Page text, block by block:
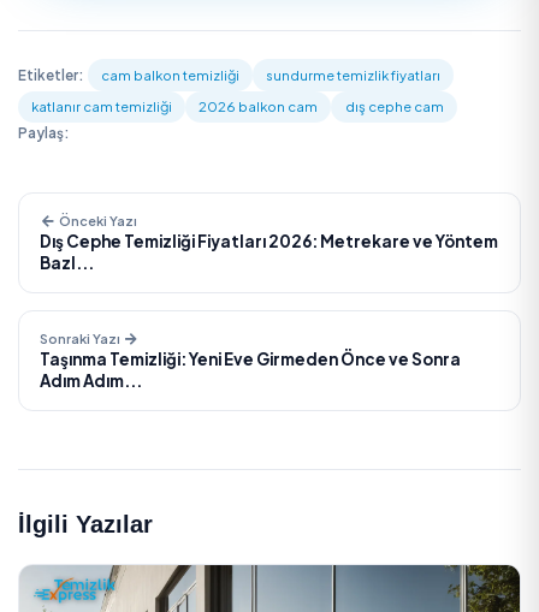
Fiyatı en çok ne belirler?
Panel sayısı, kat yüksekliği, erişim zorluğu ve kireç-leke
derecesi en belirleyici unsurlardır. Zor erişimli ve
edilmiş sistemlerde maliyet üst banda yaklaşır.
Sonuç olarak 2026'da sundurme ve cam balkon
yaşam alanının ferahlığını hem cam sisteminin ömrünü
bir bakımdır. Düzenli planlayıp birkaç teklif
bütçenizi koruyabilir hem de balkonunuzu uzun yıllar
kullanabilirsiniz.
Bu konuda profesyonel hizmet alın
Ev Temizliği Cam Temizleme